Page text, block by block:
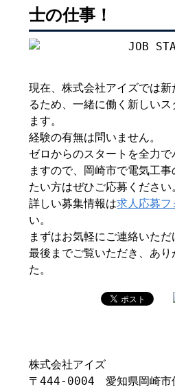
士の仕事！
現在、株式会社アイズでは
るため、一緒に働く新しい
ます。
経験の有無は問いません。
ゼロからのスタートを全力
ますので、岡崎市で電気工
たい方はぜひご応募ください
詳しい募集情報は求人応募フ
い。
まずはお気軽にご連絡いただ
最後までご覧いただき、あり
た。
株式会社アイズ
〒444-0004 愛知県岡崎市